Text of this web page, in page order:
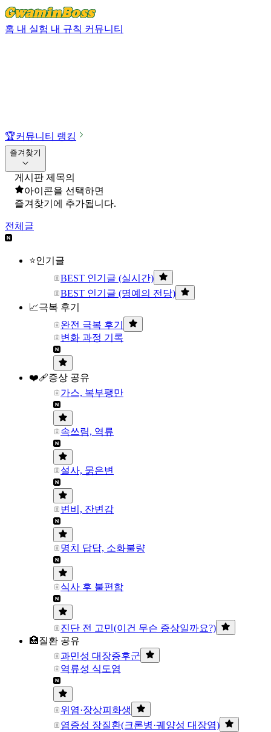
홈 내 실험 내 규칙 커뮤니티
🏆커뮤니티 랭킹
즐겨찾기
게시판 제목의
아이콘을 선택하면
즐겨찾기에 추가됩니다.
전체글
⭐인기글
BEST 인기글 (실시간)
BEST 인기글 (명예의 전당)
📈극복 후기
완전 극복 후기
변화 과정 기록
❤️‍🩹증상 공유
가스, 복부팽만
속쓰림, 역류
설사, 묽은변
변비, 잔변감
명치 답답, 소화불량
식사 후 불편함
진단 전 고민(이건 무슨 증상일까요?)
🏥질환 공유
과민성 대장증후군
역류성 식도염
위염·장상피화생
염증성 장질환(크론병·궤양성 대장염)